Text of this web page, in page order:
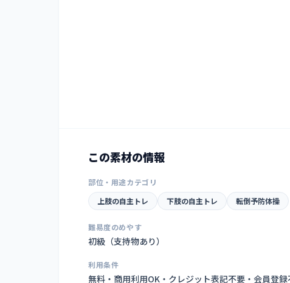
この素材の情報
部位・用途カテゴリ
上肢の自主トレ
下肢の自主トレ 転倒予防体操
難易度のめやす
初級（支持物あり）
利用条件
無料・商用利用OK・クレジット表記不要・会員登